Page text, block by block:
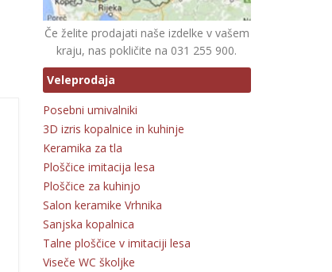
Če želite prodajati naše izdelke v vašem
kraju, nas pokličite na 031 255 900.
Veleprodaja
Posebni umivalniki
3D izris kopalnice in kuhinje
Keramika za tla
Ploščice imitacija lesa
Ploščice za kuhinjo
Salon keramike Vrhnika
Sanjska kopalnica
Talne ploščice v imitaciji lesa
Viseče WC školjke